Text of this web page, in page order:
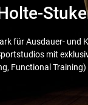
für Ausdauer- und
mit
Functional